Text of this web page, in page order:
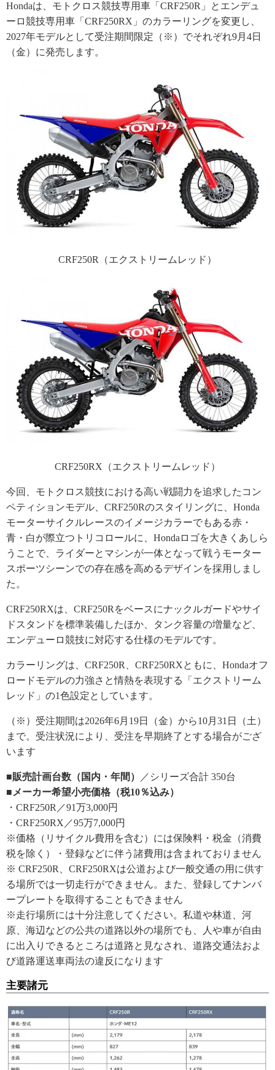
Hondaは、モトクロス競技専用車「CRF250R」とエンデュ
ーロ競技専用車「CRF250RX」のカラーリングを変更し、
2027年モデルとして受注期間限定（※）でそれぞれ9月4日
（金）に発売します。
CRF250R（エクストリームレッド）
CRF250RX（エクストリームレッド）
今回、モトクロス競技における高い戦闘力を追求したコン
ペティションモデル、CRF250Rのスタイリングに、Honda
モーターサイクルレースのイメージカラーでもある赤・
青・白が際立つトリコロールに、Hondaロゴを大きくあしら
うことで、ライダーとマシンが一体となって戦うモーター
スポーツシーンでの存在感を高めるデザインを採用しまし
た。
CRF250RXは、CRF250Rをベースにナックルガードやサイ
ドスタンドを標準装備したほか、タンク容量の増量など、
エンデューロ競技に対応する仕様のモデルです。
カラーリングは、CRF250R、CRF250RXともに、Hondaオフ
ロードモデルの力強さと情熱を表現する「エクストリーム
レッド」の1色設定としています。
（※）受注期間は2026年6月19日（金）から10月31日（土）
まで。受注状況により、受注を早期終了とする場合がござ
います
■販売計画台数（国内・年間）
／シリーズ合計 350台
■メーカー希望小売価格（税10％込み）
・CRF250R／91万3,000円
・CRF250RX／95万7,000円
※価格（リサイクル費用を含む）には保険料・税金（消費
税を除く）・登録などに伴う諸費用は含まれておりません
※ CRF250R、CRF250RXは公道および一般交通の用に供す
る場所では一切走行ができません。また、登録してナンバ
ープレートを取得することもできません
※走行場所には十分注意してください。私道や林道、河
原、海辺などの公共の道路以外の場所でも、人や車が自由
に出入りできるところは道路と見なされ、道路交通法およ
び道路運送車両法の違反になります
主要諸元